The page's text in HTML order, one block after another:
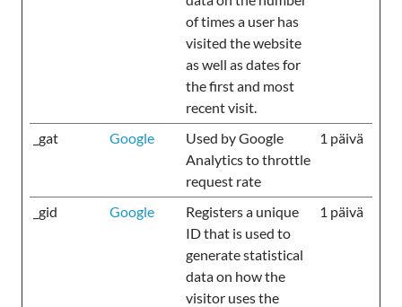
of times a user has
visited the website
as well as dates for
the first and most
recent visit.
_gat
Google
Used by Google
Analytics to throttle
request rate
1 päivä
_gid Google
Registers a unique
ID that is used to
generate statistical
data on how the
visitor uses the
1 päivä